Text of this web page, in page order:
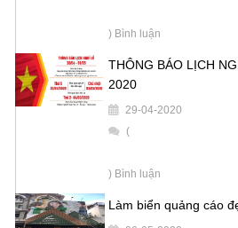
) Bình luận
THÔNG BÁO LỊCH
2020
29-04-2020
(
) Bình luận
Làm biển quảng cáo